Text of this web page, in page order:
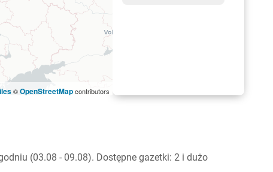
©OpenStreetMapcontributors
(03.08 - 09.08). Dostępne gazetki: 2 i dużo